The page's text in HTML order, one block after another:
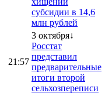
субсидии в 14,6
млн рублей
21:57
3 октября↓
Росстат
представил
предварительные
итоги второй
сельхозпереписи